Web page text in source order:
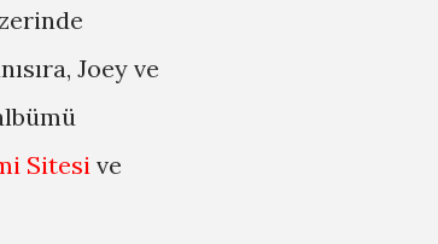
Joey ve
Sitesi ve